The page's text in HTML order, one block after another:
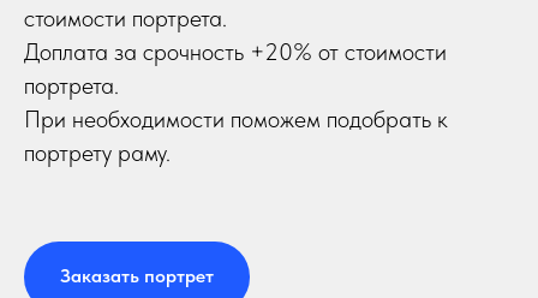
стоимости портрета.
Доплата за срочность +20% от стоимости
портрета.
При необходимости поможем подобрать к
портрету раму.
Заказать портрет